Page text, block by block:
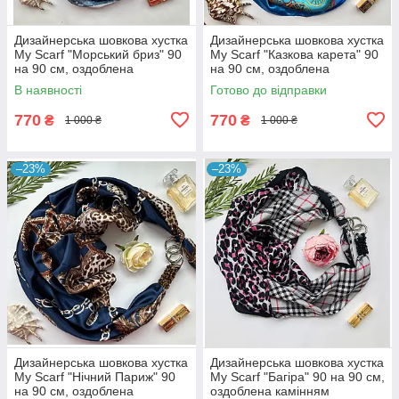
Дизайнерська шовкова хустка
My Scarf "Морський бриз" 90
на 90 см, оздоблена
камінням бірюза
В наявності
770 ₴ 1 000 ₴
Дизайнерська шовкова хустка
My Scarf "Казкова карета" 90
на 90 см, оздоблена
камінням
Готово до відправки
770 ₴ 1 000 ₴
–23%
Дизайнерська шовкова хустка
My Scarf "Нічний Париж" 90
на 90 см, оздоблена
–23%
Дизайнерська шовкова хустка
My Scarf "Багіра" 90 на 90 см,
оздоблена камінням